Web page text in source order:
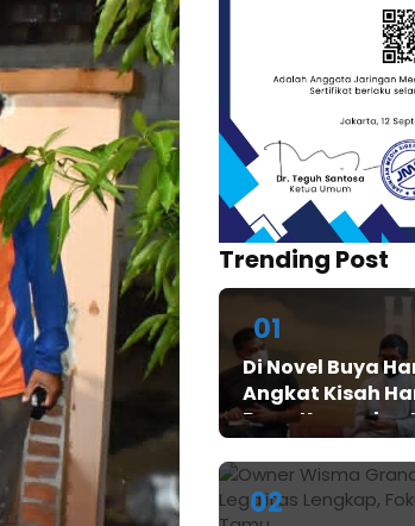
Trending Post
01
Di Novel Buya
Angkat Kisah
Bung Karno dan
02